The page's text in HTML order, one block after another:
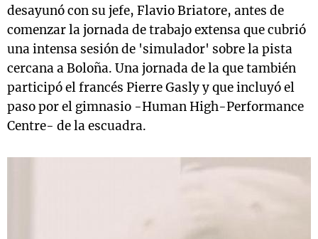
desayunó con su jefe, Flavio Briatore, antes de
comenzar la jornada de trabajo extensa que cubrió
una intensa sesión de 'simulador' sobre la pista
cercana a Boloña. Una jornada de la que también
participó el francés Pierre Gasly y que incluyó el
paso por el gimnasio -Human High-Performance
Centre- de la escuadra.